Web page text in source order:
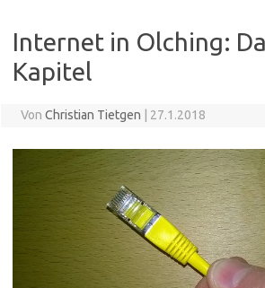
Internet in Olching:
Kapitel
Von Christian Tietgen | 27.1.2018